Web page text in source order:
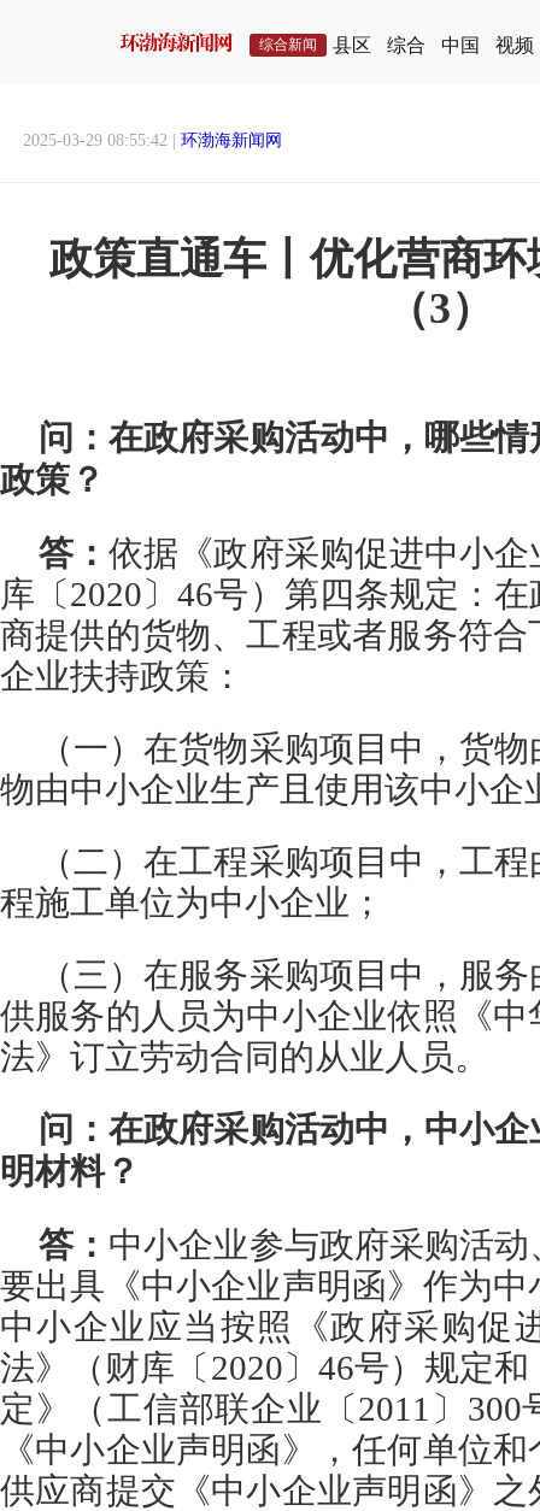
综合新闻 县区 综合 中国 视频
2025-03-29 08:55:42 | 环渤海新闻网
政策直通车丨优化营商
（3）
问：在政府采购活动中，哪些
政策？
答：依据《政府采购促进中小
库〔2020〕46号）第四条规定：
商提供的货物、工程或者服务符
企业扶持政策：
（一）在货物采购项目中，货
物由中小企业生产且使用该中小企
（二）在工程采购项目中，工
程施工单位为中小企业；
（三）在服务采购项目中，服
供服务的人员为中小企业依照《
法》订立劳动合同的从业人员。
问：在政府采购活动中，中小
明材料？
答： 中小企业参与政府采购活
要出具《中小企业声明函》作为
中小企业应当按照《政府采购促
法》（财库〔2020〕46号）规定
定》（工信部联企业〔2011〕
《中小企业声明函》，任何单位
供应商提交《中小企业声明函》